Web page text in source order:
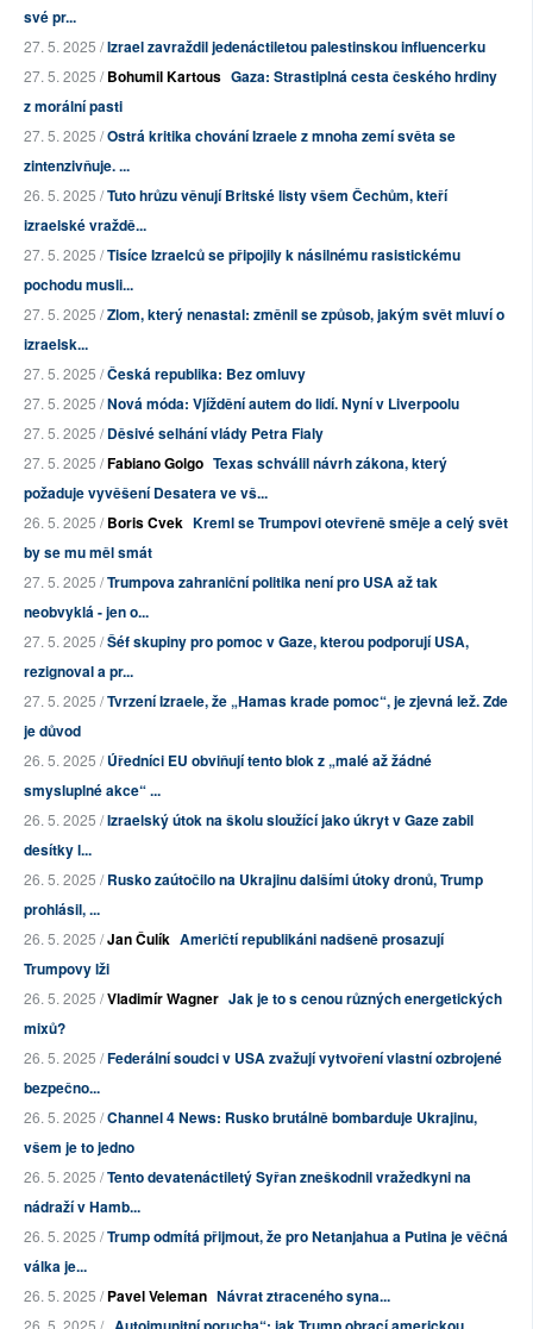
své pr...
27. 5. 2025 /Izrael zavraždil jedenáctiletou palestinskou influencerku
27. 5. 2025 /Bohumil Kartous Gaza: Strastiplná cesta českého hrdiny
z morální pasti
27. 5. 2025 /Ostrá kritika chování Izraele z mnoha zemí světa se
zintenzivňuje. ...
26. 5. 2025 /Tuto hrůzu věnují Britské listy všem Čechům, kteří
izraelské vraždě...
27. 5. 2025 /Tisíce Izraelců se připojily k násilnému rasistickému
pochodu musli...
27. 5. 2025 /Zlom, který nenastal: změnil se způsob, jakým svět mluví o
izraelsk...
27. 5. 2025 /Česká republika: Bez omluvy
27. 5. 2025 /Nová móda: Vjíždění autem do lidí. Nyní v Liverpoolu
27. 5. 2025 /Děsivé selhání vlády Petra Fialy
27. 5. 2025 /Fabiano Golgo Texas schválil návrh zákona, který
požaduje vyvěšení Desatera ve vš...
26. 5. 2025 /Boris Cvek Kreml se Trumpovi otevřeně směje a celý svět
by se mu měl smát
27. 5. 2025 /Trumpova zahraniční politika není pro USA až tak
neobvyklá - jen o...
27. 5. 2025 /Šéf skupiny pro pomoc v Gaze, kterou podporují USA,
rezignoval a pr...
27. 5. 2025 /Tvrzení Izraele, že „Hamas krade pomoc“, je zjevná lež. Zde
je důvod
26. 5. 2025 /Úředníci EU obviňují tento blok z „malé až žádné
smysluplné akce“ ...
26. 5. 2025 /Izraelský útok na školu sloužící jako úkryt v Gaze zabil
desítky l...
26. 5. 2025 /Rusko zaútočilo na Ukrajinu dalšími útoky dronů, Trump
prohlásil, ...
26. 5. 2025 /Jan Čulík Američtí republikáni nadšeně prosazují
Trumpovy lži
26. 5. 2025 /Vladimír Wagner Jak je to s cenou různých energetických
mixů?
26. 5. 2025 /Federální soudci v USA zvažují vytvoření vlastní ozbrojené
bezpečno...
26. 5. 2025 /Channel 4 News: Rusko brutálně bombarduje Ukrajinu,
všem je to jedno
26. 5. 2025 /Tento devatenáctiletý Syřan zneškodnil vražedkyni na
nádraží v Hamb...
26. 5. 2025 /Trump odmítá přijmout, že pro Netanjahua a Putina je věčná
válka je...
26. 5. 2025 /Pavel Veleman Návrat ztraceného syna...